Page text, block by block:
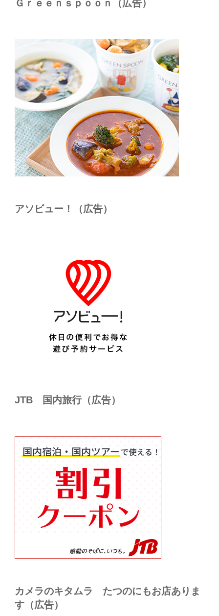
Ｇｒｅｅｎｓｐｏｏｎ（広告）
アソビュー！（広告）
JTB 国内旅行（広告）
カメラのキタムラ たつのにもお店ありま
す（広告）